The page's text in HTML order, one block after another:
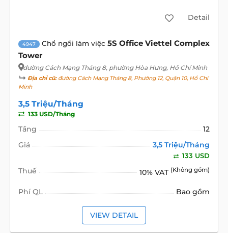
Detail
4947 Chổ ngồi làm việc 5S Office Viettel Complex
Tower
đường Cách Mạng Tháng 8, phường Hòa Hưng, Hồ Chí Minh
Địa chỉ cũ:đường Cách Mạng Tháng 8, Phường 12, Quận 10, Hồ Chí
Minh
3,5 Triệu/Tháng
133 USD/Tháng
Tầng
12
Giá
3,5 Triệu/Tháng
133 USD
Thuế 10% VAT (Không gồm)
Phí QL Bao gồm
VIEW DETAIL